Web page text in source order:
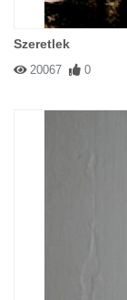
Szeretlek
20067 0